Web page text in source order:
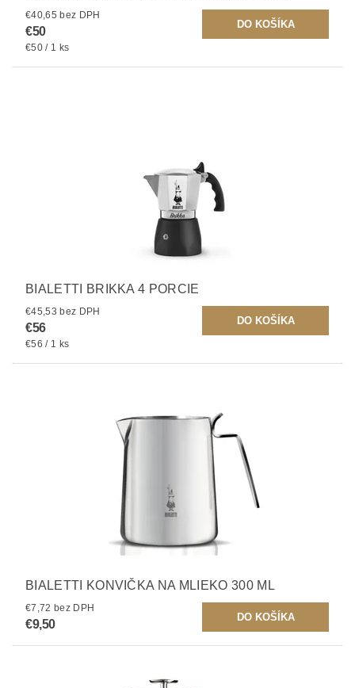
€40,65 bez DPH
€50
€50 / 1 ks
BIALETTI BRIKKA 4 PORCIE
€45,53 bez DPH
€56
€56 / 1 ks
BIALETTI KONVIČKA NA MLIEKO 300 ML
€7,72 bez DPH
€9,50